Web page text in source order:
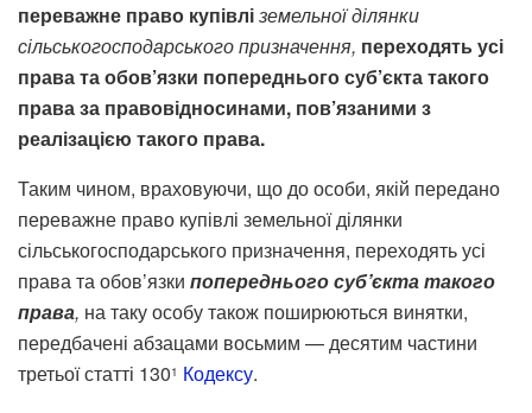
переважне право купівліземельної ділянки
сільськогосподарського призначення, переходять усі
права та обов’язки попереднього суб’єкта такого
права за правовідносинами, пов’язаними з
реалізацією такого права.
Таким чином, враховуючи, що до особи, якій передано
переважне право купівлі земельної ділянки
сільськогосподарського призначення, переходять усі
права та обов’язки попереднього суб’єкта такого
права, на таку особу також поширюються винятки,
передбачені абзацами восьмим — десятим частини
третьої статті 1301 Кодексу.